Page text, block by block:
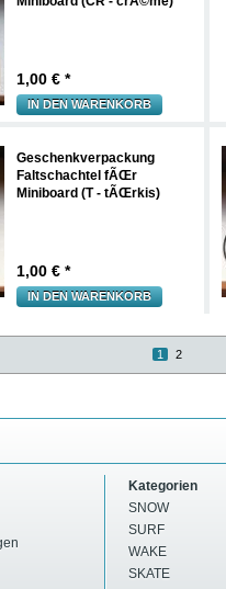
1,00 € *
IN DEN WARENKORB
Geschenkverpackung
Faltschachtel fÃŒr
Miniboard (T - tÃŒrkis)
1,00 € *
IN DEN WARENKORB
1 2
Kategorien
SNOW
SURF
WAKE
SKATE